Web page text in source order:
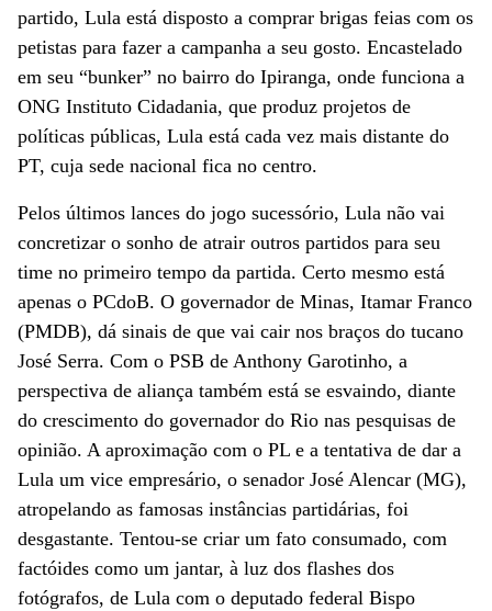
partido, Lula está disposto a comprar brigas feias com os
petistas para fazer a campanha a seu gosto. Encastelado
em seu “bunker” no bairro do Ipiranga, onde funciona a
ONG Instituto Cidadania, que produz projetos de
políticas públicas, Lula está cada vez mais distante do
PT, cuja sede nacional fica no centro.
Pelos últimos lances do jogo sucessório, Lula não vai
concretizar o sonho de atrair outros partidos para seu
time no primeiro tempo da partida. Certo mesmo está
apenas o PCdoB. O governador de Minas, Itamar Franco
(PMDB), dá sinais de que vai cair nos braços do tucano
José Serra. Com o PSB de Anthony Garotinho, a
perspectiva de aliança também está se esvaindo, diante
do crescimento do governador do Rio nas pesquisas de
opinião. A aproximação com o PL e a tentativa de dar a
Lula um vice empresário, o senador José Alencar (MG),
atropelando as famosas instâncias partidárias, foi
desgastante. Tentou-se criar um fato consumado, com
factóides como um jantar, à luz dos flashes dos
fotógrafos, de Lula com o deputado federal Bispo